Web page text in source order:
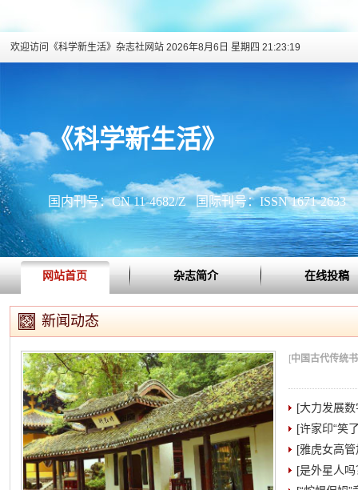
欢迎访问《科学新生活》杂志社网站 2026年8月6日 星期四 21:23:20
《科学新生活》
国内刊号：CN 11-4682/Z 国际刊号：ISSN 1671-2633
网站首页 杂志简介 在线投稿
新闻动态
[中国古代传统书院
[大力发展
[许家印“笑
[雅虎女高
[是外星人